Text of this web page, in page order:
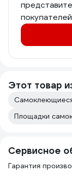
покупателей
Этот товар
Площадки
Сервисное
Гарантия